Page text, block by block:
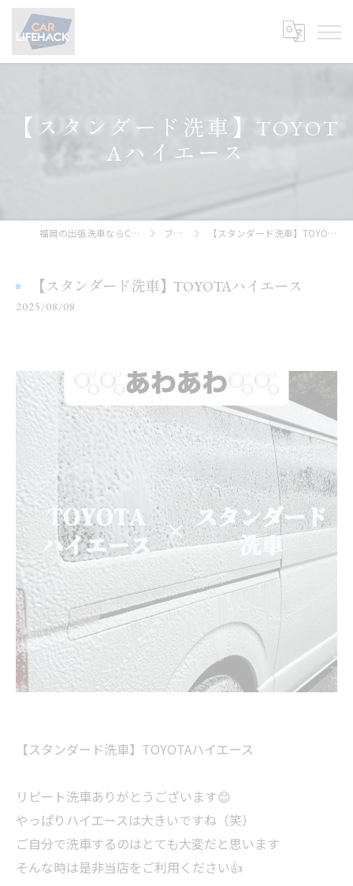
【スタンダード洗車】TOYOT
Aハイエース
福岡の出張洗車ならCar Lifehack ブログ 【スタンダード洗車】TOYOTAハイエース
【スタンダード洗車】TOYOTAハイエース
2025/08/08
【スタンダード洗車】TOYOTAハイエース
リピート洗車ありがとうございます😊
やっぱりハイエースは大きいですね（笑）
ご自分で洗車するのはとても大変だと思います
そんな時は是非当店をご利用ください👍